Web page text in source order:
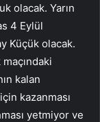
olacak. Yarın
4 Eylül
Küçük olacak.
kalan
kazanması
yetmiyor ve